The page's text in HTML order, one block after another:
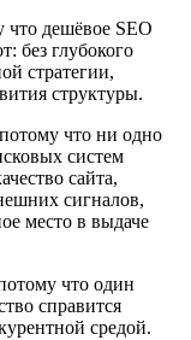
что дешёвое SEO
без глубокого
стратегии,
структуры.
что ни одно
систем
сайта,
сигналов,
место в выдаче
что один
справится
средой.